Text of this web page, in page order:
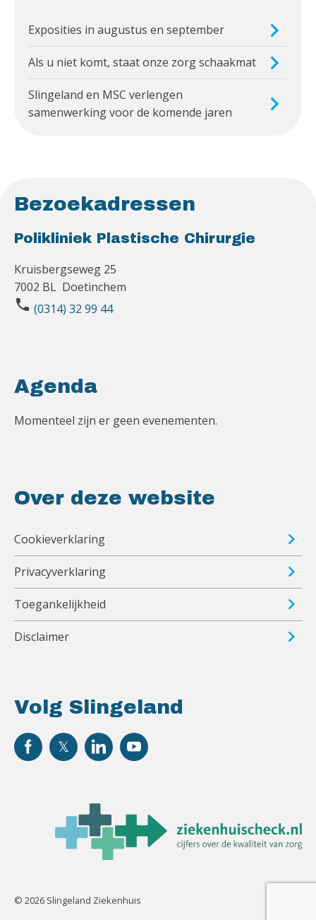
Exposities in augustus en september
Als u niet komt, staat onze zorg schaakmat
Slingeland en MSC verlengen
samenwerking voor de komende jaren
Bezoekadressen
Polikliniek Plastische Chirurgie
Kruisbergseweg 25
7002 BL Doetinchem
phone (0314) 32 99 44
Volg Slingeland
Agenda
Momenteel zijn er geen evenementen.
Over deze website
Cookieverklaring
Privacyverklaring
Toegankelijkheid
Disclaimer
© 2026 Slingeland Ziekenhuis